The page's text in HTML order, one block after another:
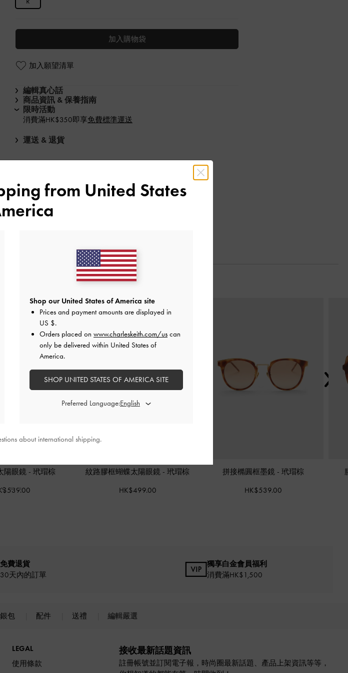
加入購物袋
加入願望清單
編輯真心話
商品資訊 & 保養指南
限時活動
消費滿HK$350即享免費標準運送
運送 & 退貨
陽眼鏡 - 玳瑁棕 紋路膠框蝴蝶太陽眼鏡 -玳瑁棕
HK$499.00
拼接橢圓框墨鏡 - 玳瑁棕
HK$539.00
免費退貨
30天內的訂單
獨享白金會員福利
消費滿HK$1,500
銀包 配件 送禮 編輯嚴選
LEGAL
使用條款
接收最新話題資訊
註冊帳號並訂閱電子報，時尚圈最新話題、產品上架資訊等等，
from United States
Shop our United States of America site
Prices and payment amounts are displayed in
US $.
Orders placed on www.charleskeith.com/us can
only be delivered within United States of
America.
SHOP UNITED STATES OF AMERICA SITE
Preferred Language:
about international shipping.